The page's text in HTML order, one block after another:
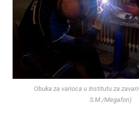
Obuka za varioca u Institutu za
S.M./Megafon)